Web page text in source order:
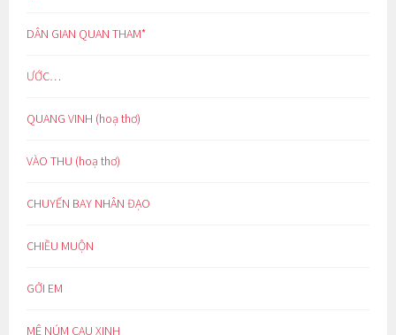
DÂN GIAN QUAN THAM*
ƯỚC…
QUANG VINH (hoạ thơ)
VÀO THU (hoạ thơ)
CHUYẾN BAY NHÂN ĐẠO
CHIỀU MUỘN
GỞI EM
MÊ NÚM CAU XINH